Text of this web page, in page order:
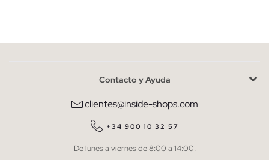
He leído y entiendo lapolítica de privacidad
QUIERO SUSCRIBIRME
* Puedes cancelar la suscripción en cualquier momento.
Contacto y Ayuda
clientes@inside-shops.com
+34 900 10 32 57
De lunes a viernes de 8:00 a 14:00.